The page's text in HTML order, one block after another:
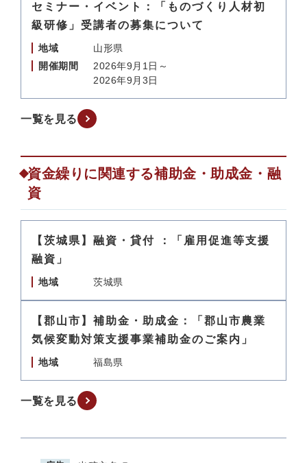
セミナー・イベント：「ものづくり人材初
級研修」受講者の募集について
地域
山形県
開催期間
2026年9月1日～
2026年9月3日
一覧を見る
資金繰りに関連する補助金・助成金・融
資
【茨城県】融資・貸付 ：「雇用促進等支援
融資」
地域 茨城県
【郡山市】補助金・助成金：「郡山市農業
気候変動対策支援事業補助金のご案内」
地域 福島県
一覧を見る